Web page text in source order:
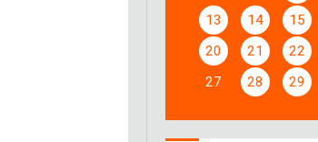
13
14 15
20
21 22
27
28 29